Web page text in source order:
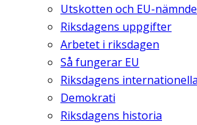
Utskotten och EU-
Riksdagens uppgifter
Arbetet i riksdagen
Så fungerar EU
Riksdagens
Demokrati
Riksdagens historia